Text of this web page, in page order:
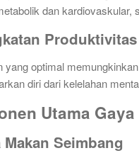
dan kardiovaskular,
Produktivitas
yang optimal
diri dari kelelahan
Utama
Makan Seimbang